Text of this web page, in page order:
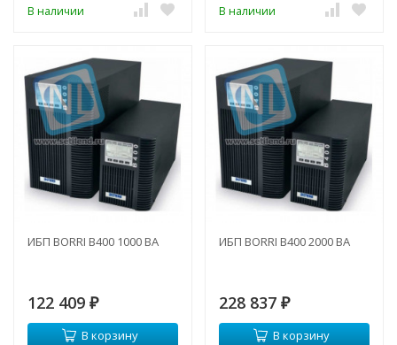
В наличии В наличии
ИБП BORRI B400 1000 ВА
122 409 ₽
В корзину
ИБП BORRI B400 2000 ВА
228 837 ₽
В корзину